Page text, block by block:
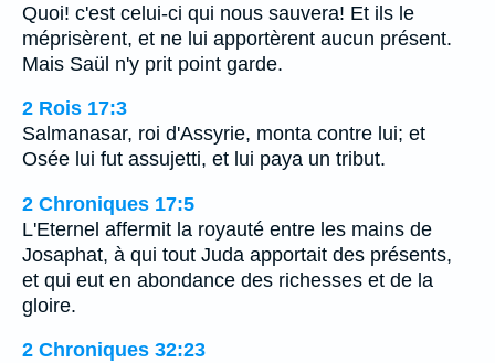
Quoi! c'est celui-ci qui nous sauvera! Et ils le
méprisèrent, et ne lui apportèrent aucun présent.
Mais Saül n'y prit point garde.
2 Rois 17:3
Salmanasar, roi d'Assyrie, monta contre lui; et
Osée lui fut assujetti, et lui paya un tribut.
2 Chroniques 17:5
L'Eternel affermit la royauté entre les mains de
Josaphat, à qui tout Juda apportait des présents,
et qui eut en abondance des richesses et de la
gloire.
2 Chroniques 32:23